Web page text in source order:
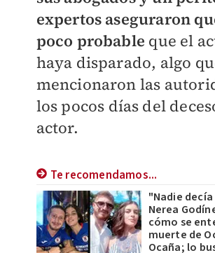
expertos aseguraron
poco probable que el
haya disparado, algo
mencionaron las
los pocos días del
actor.
Te recomendamos...
"Nadie
Nerea
cómo se
muerte de
Ocaña; lo